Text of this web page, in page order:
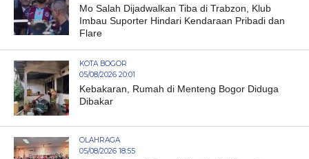
Mo Salah Dijadwalkan Tiba di Trabzon, Klub
Imbau Suporter Hindari Kendaraan Pribadi dan
Flare
KOTA BOGOR
05/08/2026 20:01
Kebakaran, Rumah di Menteng Bogor Diduga
Dibakar
OLAHRAGA
05/08/2026 18:55